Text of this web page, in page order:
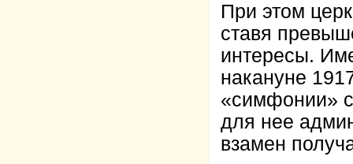
При этом
ставя
интересы.
накануне
«симфонии»
для нее
взамен